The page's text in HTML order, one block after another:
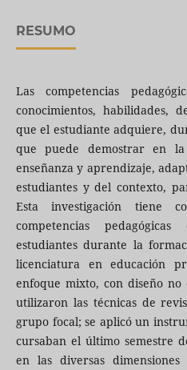
RESUMO
Las competencias
conocimientos, habilidades,
que el estudiante adquiere,
que puede demostrar en
enseñanza y aprendizaje,
estudiantes y del contexto,
Esta investigación tiene
competencias
estudiantes durante la
licenciatura en educación
enfoque mixto, con diseño no
utilizaron las técnicas de
grupo focal; se aplicó un
cursaban el último semestre
en las diversas